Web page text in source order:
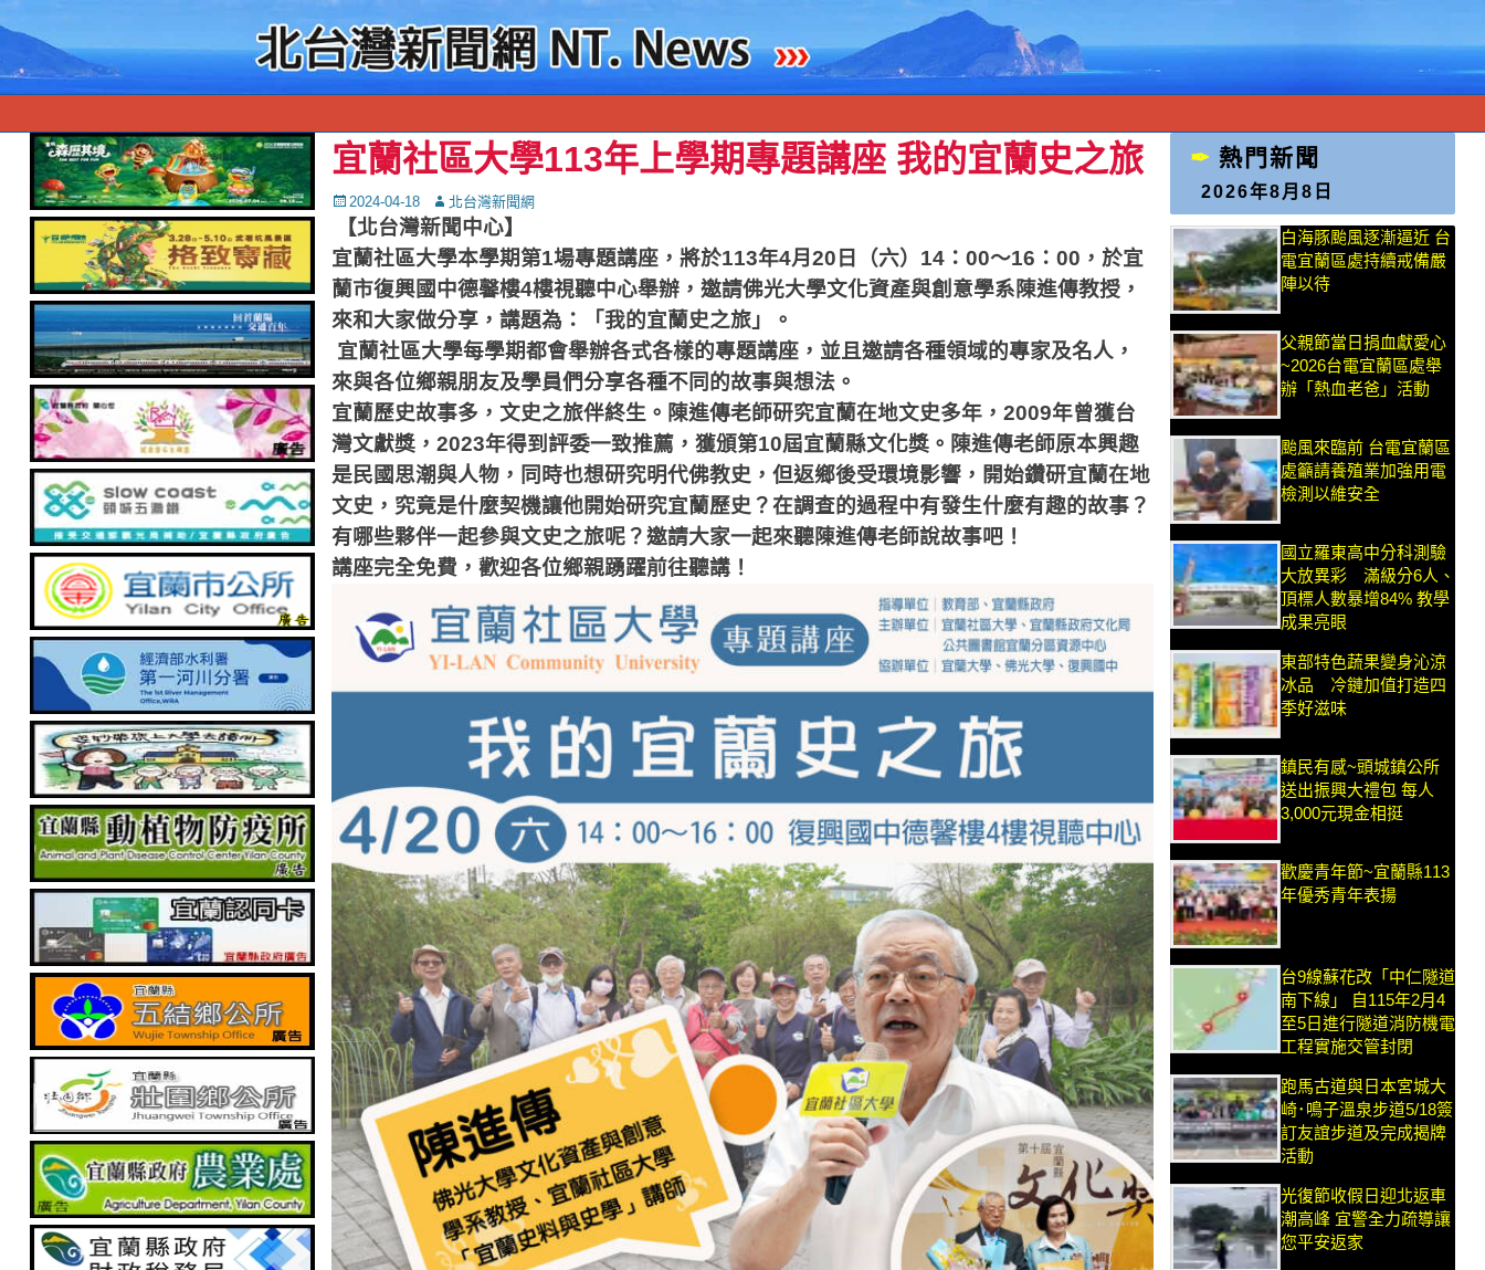
宜蘭社區大學113年上學期專題講座 我的宜蘭史之旅
Posted
2024-04-18 Autor北台灣新聞網
【北台灣新聞中心】
宜蘭社區大學本學期第1場專題講座，將於113年4月 20 日（六） 14： 00～16 ： 00 ，於宜
蘭市復興國中德馨樓4樓視聽中心舉辦，邀請佛光大學文化資產與創意學系陳進傳教授，
來和大家做分享，講題為：「我的宜蘭史之旅」。
宜蘭社區大學每學期都會舉辦各式各樣的專題講座，並且邀請各種領域的專家及名人，
來與各位鄉親朋友及學員們分享各種不同的故事與想法。
宜蘭歷史故事多，文史之旅伴終生。陳進傳老師研究宜蘭在地文史多年， 2009年曾獲台
灣文獻獎， 2023年得到評委一致推薦，獲頒第10屆宜蘭縣文化獎。陳進傳老師原本興趣
是民國思潮與人物，同時也想研究明代佛教史，但返鄉後受環境影響，開始鑽研宜蘭在地
文史，究竟是什麼契機讓他開始研究宜蘭歷史？在調查的過程中有發生什麼有趣的故事？
有哪些夥伴一起參與文史之旅呢？邀請大家一起來聽陳進傳老師說故事吧！
講座完全免費，歡迎各位鄉親踴躍前往聽講！
熱門新聞
2026年8月8日
白海豚颱風逐漸逼近 台
電宜蘭區處持續戒備嚴
陣以待
父親節當日捐血獻愛心
~2026台電宜蘭區處舉
辦「熱血老爸」活動
颱風來臨前 台電宜蘭區
處籲請養殖業加強用電
檢測以維安全
國立羅東高中分科測驗
大放異彩 滿級分6人、
頂標人數暴增84% 教學
成果亮眼
東部特色蔬果變身沁涼
冰品 冷鏈加值打造四
季好滋味
鎮民有感~頭城鎮公所
送出振興大禮包 每人
3,000元現金相挺
歡慶青年節~宜蘭縣113
年優秀青年表揚
台9線蘇花改「中仁隧道
南下線」 自115年2月4
至5日進行隧道消防機電
工程實施交管封閉
跑馬古道與日本宮城大
崎･鳴子溫泉步道5/18簽
訂友誼步道及完成揭牌
活動
光復節收假日迎北返車
潮高峰 宜警全力疏導讓
您平安返家